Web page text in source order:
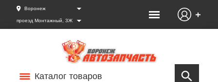
Воронеж
проезд Монтажный, 3Ж
Каталог товаров